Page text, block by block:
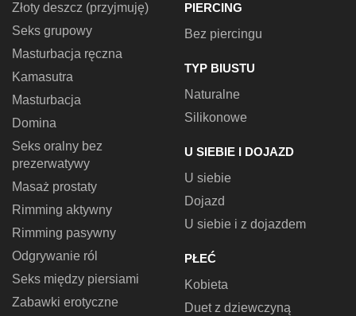
Złoty deszcz (przyjmuję)
Seks grupowy
Masturbacja ręczna
Kamasutra
Masturbacja
Domina
Seks oralny bez
prezerwatywy
Masaż prostaty
Rimming aktywny
Rimming pasywny
Odgrywanie ról
Seks między piersiami
Zabawki erotyczne
PIERCING
Bez piercingu
TYP BIUSTU
Naturalne
Silikonowe
U SIEBIE I DOJAZD
U siebie
Dojazd
U siebie i z dojazdem
PŁEĆ
Kobieta
Duet z dziewczyną